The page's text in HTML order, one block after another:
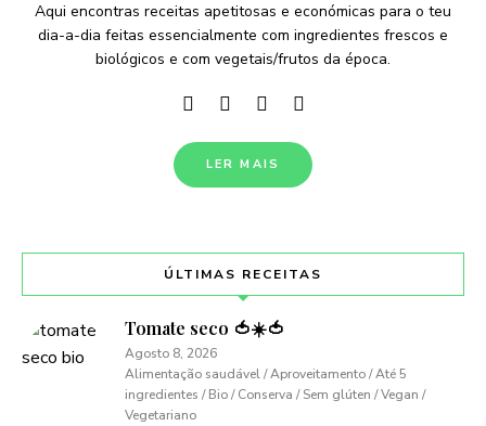
Aqui encontras receitas apetitosas e económicas para o teu
dia-a-dia feitas essencialmente com ingredientes frescos e
biológicos e com vegetais/frutos da época.
LER MAIS
ÚLTIMAS RECEITAS
Tomate seco 🍅☀️🍅
Agosto 8, 2026
Alimentação saudável / Aproveitamento / Até 5
ingredientes / Bio / Conserva / Sem glúten / Vegan /
Vegetariano